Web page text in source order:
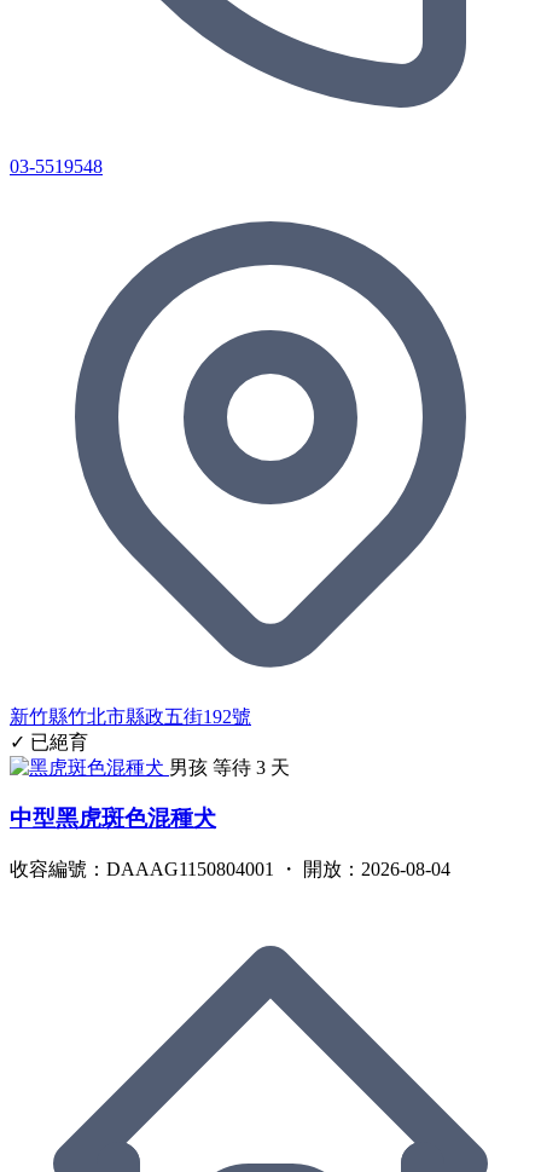
03-5519548
新竹縣竹北市縣政五街192號
✓ 已絕育
男孩 等待 3 天
中型黑虎斑色混種犬
收容編號：DAAAG1150804001 ・ 開放：2026-08-04